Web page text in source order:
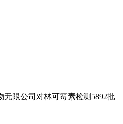
限公司对林可霉素检测5892批